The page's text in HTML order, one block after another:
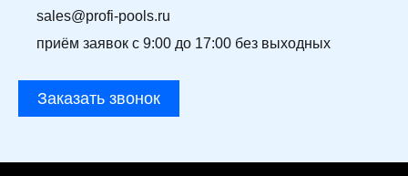
sales@profi-pools.ru
приём заявок с 9:00 до 17:00 без выходных
Заказать звонок